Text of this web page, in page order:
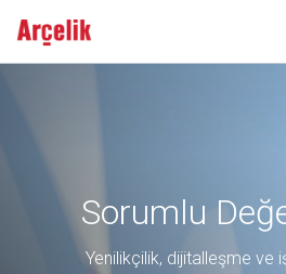
Sorumlu
Yenilikçilik, dijitalleşme ve